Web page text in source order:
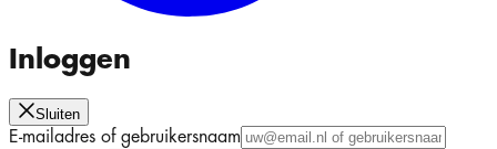
Inloggen
Sluiten
E-mailadres of gebruikersnaam